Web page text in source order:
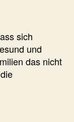
sich
und
das nicht